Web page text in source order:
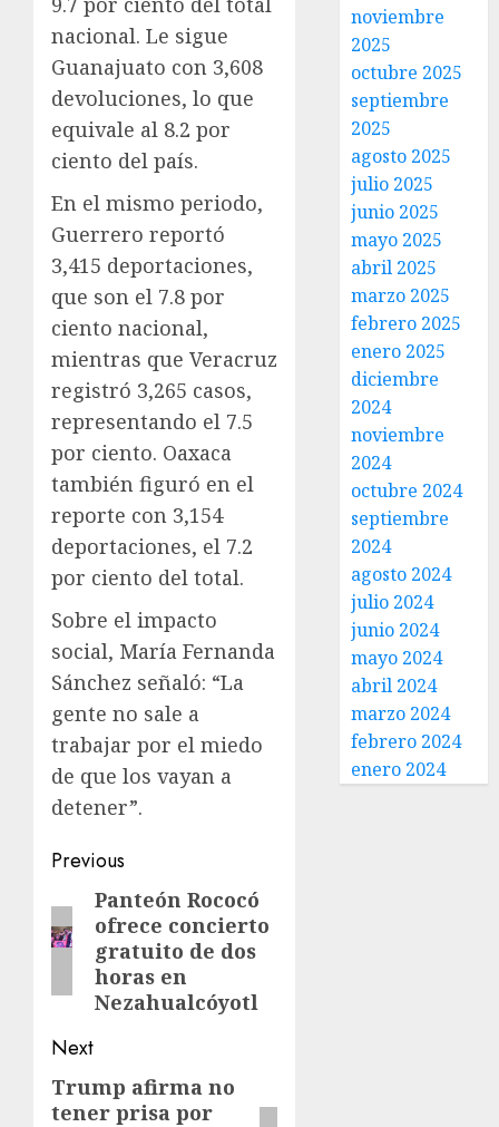
nacional. Le sigue
Guanajuato con 3,608
devoluciones, lo que
equivale al 8.2 por
ciento del país.
En el mismo periodo,
Guerrero reportó
3,415 deportaciones,
que son el 7.8 por
ciento nacional,
mientras que Veracruz
registró 3,265 casos,
representando el 7.5
por ciento. Oaxaca
también figuró en el
reporte con 3,154
deportaciones, el 7.2
por ciento del total.
Sobre el impacto
social, María Fernanda
Sánchez señaló: “La
gente no sale a
trabajar por el miedo
de que los vayan a
detener”.
Previous
Panteón Rococó
ofrece concierto
gratuito de dos
horas en
Nezahualcóyotl
Next
Trump afirma no
tener prisa por
noviembre
2025
octubre 2025
septiembre
2025
agosto 2025
julio 2025
junio 2025
mayo 2025
abril 2025
marzo 2025
febrero 2025
enero 2025
diciembre
2024
noviembre
2024
octubre 2024
septiembre
2024
agosto 2024
julio 2024
junio 2024
mayo 2024
abril 2024
marzo 2024
febrero 2024
enero 2024